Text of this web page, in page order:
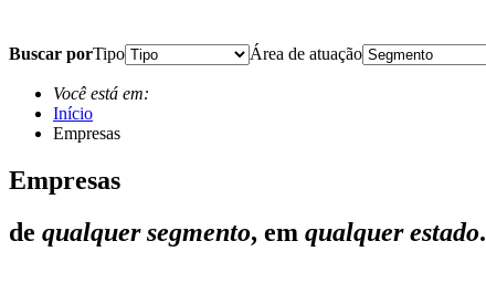
Buscar porTipo Área de atuação
Você está em:
Início
Empresas
Empresas
de qualquer segmento, em qualquer estado.